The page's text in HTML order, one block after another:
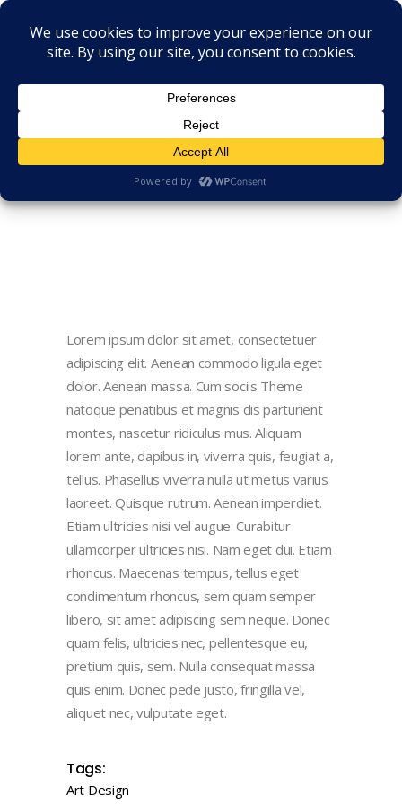
Lorem ipsum dolor sit amet, consectetuer
adipiscing elit. Aenean commodo ligula eget
dolor. Aenean massa. Cum sociis Theme
natoque penatibus et magnis dis parturient
montes, nascetur ridiculus mus. Aliquam
lorem ante, dapibus in, viverra quis, feugiat a,
tellus. Phasellus viverra nulla ut metus varius
laoreet. Quisque rutrum. Aenean imperdiet.
Etiam ultricies nisi vel augue. Curabitur
ullamcorper ultricies nisi. Nam eget dui. Etiam
rhoncus. Maecenas tempus, tellus eget
condimentum rhoncus, sem quam semper
libero, sit amet adipiscing sem neque. Donec
quam felis, ultricies nec, pellentesque eu,
pretium quis, sem. Nulla consequat massa
quis enim. Donec pede justo, fringilla vel,
aliquet nec, vulputate eget.
Tags:
Art Design